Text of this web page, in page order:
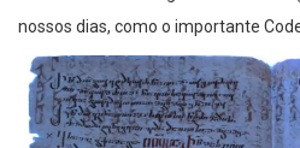
nossos dias, como o importante